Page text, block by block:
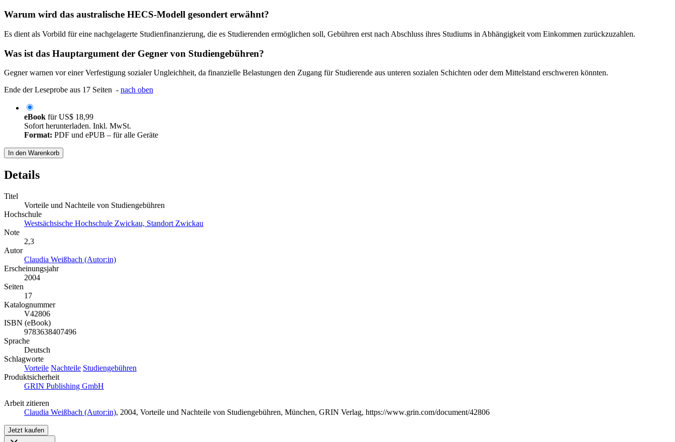
Warum wird das australische HECS-Modell gesondert erwähnt?
Es dient als Vorbild für eine nachgelagerte Studienfinanzierung, die es Studierenden ermöglichen soll, Gebühren erst nach Abschluss ihres Studiums in Abhängigkeit vom Einkommen zurückzuzahlen.
Was ist das Hauptargument der Gegner von Studiengebühren?
Gegner warnen vor einer Verfestigung sozialer Ungleichheit, da finanzielle Belastungen den Zugang für Studierende aus unteren sozialen Schichten oder dem Mittelstand erschweren könnten.
Ende der Leseprobe aus 17 Seiten - nach oben
eBook fürUS$ 18,99
Sofort herunterladen. Inkl. MwSt.
Format: PDF und ePUB – für alle Geräte
In den Warenkorb
Details
Titel
Vorteile und Nachteile von Studiengebühren
Hochschule
Westsächsische Hochschule Zwickau, Standort Zwickau
Note
2,3
Autor
Claudia Weißbach (Autor:in)
Erscheinungsjahr
2004
Seiten
17
Katalognummer
V42806
ISBN (eBook)
9783638407496
Sprache
Deutsch
Schlagworte
Vorteile Nachteile Studiengebühren
Produktsicherheit
GRIN Publishing GmbH
Arbeit zitieren
Claudia Weißbach (Autor:in), 2004, Vorteile und Nachteile von Studiengebühren, München, GRIN Verlag, https://www.grin.com/document/42806
Jetzt kaufen